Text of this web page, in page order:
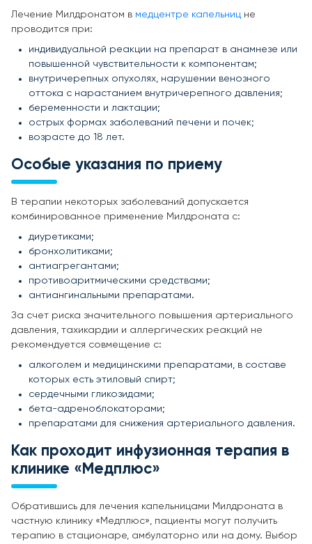
Лечение Милдронатом в медцентре капельниц не
проводится при:
индивидуальной реакции на препарат в анамнезе или
повышенной чувствительности к компонентам;
внутричерепных опухолях, нарушении венозного
оттока с нарастанием внутричерепного давления;
беременности и лактации;
острых формах заболеваний печени и почек;
возрасте до 18 лет.
Особые указания по приему
В терапии некоторых заболеваний допускается
комбинированное применение Милдроната с:
диуретиками;
бронхолитиками;
антиагрегантами;
противоаритмическими средствами;
антиангинальными препаратами.
За счет риска значительного повышения артериального
давления, тахикардии и аллергических реакций не
рекомендуется совмещение с:
алкоголем и медицинскими препаратами, в составе
которых есть этиловый спирт;
сердечными гликозидами;
бета-адреноблокаторами;
препаратами для снижения артериального давления.
Как проходит инфузионная терапия в
клинике «Медплюс»
Обратившись для лечения капельницами Милдроната в
частную клинику «Медплюс», пациенты могут получить
терапию в стационаре, амбулаторно или на дому. Выбор